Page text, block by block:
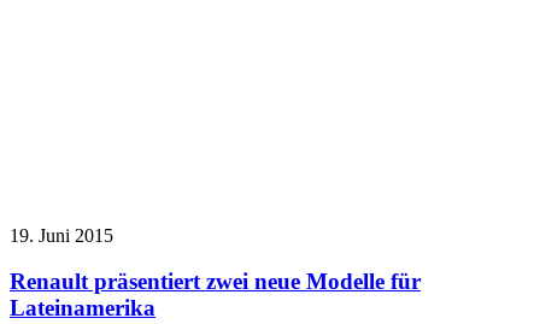
19. Juni 2015
Renault präsentiert zwei neue Modelle für
Lateinamerika